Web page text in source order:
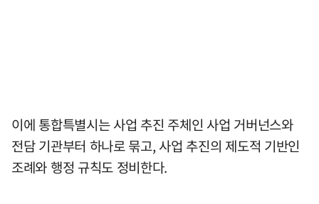
이에 통합특별시는 사업 추진 주체인 사업 거버넌스와
전담 기관부터 하나로 묶고, 사업 추진의 제도적 기반인
조례와 행정 규칙도 정비한다.